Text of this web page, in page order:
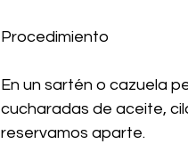
Procedimiento
En un sartén o cazuela
cucharadas de aceite,
reservamos aparte.